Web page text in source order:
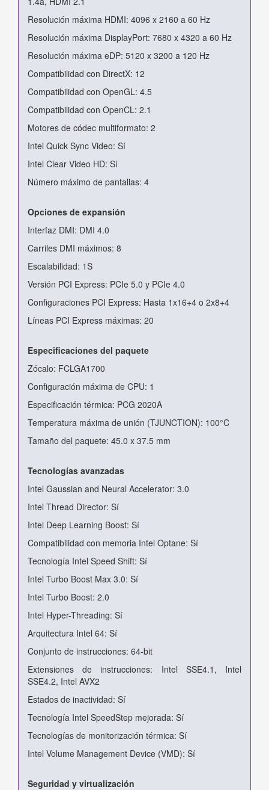
Resolución máxima HDMI: 4096 x 2160 a 60 Hz
Resolución máxima DisplayPort: 7680 x 4320 a 60 Hz
Resolución máxima eDP: 5120 x 3200 a 120 Hz
Compatibilidad con DirectX: 12
Compatibilidad con OpenGL: 4.5
Compatibilidad con OpenCL: 2.1
Motores de códec multiformato: 2
Intel Quick Sync Video: Sí
Intel Clear Video HD: Sí
Número máximo de pantallas: 4
Opciones de expansión
Interfaz DMI: DMI 4.0
Carriles DMI máximos: 8
Escalabilidad: 1S
Versión PCI Express: PCIe 5.0 y PCIe 4.0
Configuraciones PCI Express: Hasta 1x16+4 o 2x8+4
Líneas PCI Express máximas: 20
Especificaciones del paquete
Zócalo: FCLGA1700
Configuración máxima de CPU: 1
Especificación térmica: PCG 2020A
Temperatura máxima de unión (TJUNCTION): 100°C
Tamaño del paquete: 45.0 x 37.5 mm
Tecnologías avanzadas
Intel Gaussian and Neural Accelerator: 3.0
Intel Thread Director: Sí
Intel Deep Learning Boost: Sí
Compatibilidad con memoria Intel Optane: Sí
Tecnología Intel Speed Shift: Sí
Intel Turbo Boost Max 3.0: Sí
Intel Turbo Boost: 2.0
Intel Hyper-Threading: Sí
Arquitectura Intel 64: Sí
Conjunto de instrucciones: 64-bit
Extensiones de instrucciones: Intel SSE4.1, Intel
SSE4.2, Intel AVX2
Estados de inactividad: Sí
Tecnología Intel SpeedStep mejorada: Sí
Tecnologías de monitorización térmica: Sí
Intel Volume Management Device (VMD): Sí
Seguridad y virtualización